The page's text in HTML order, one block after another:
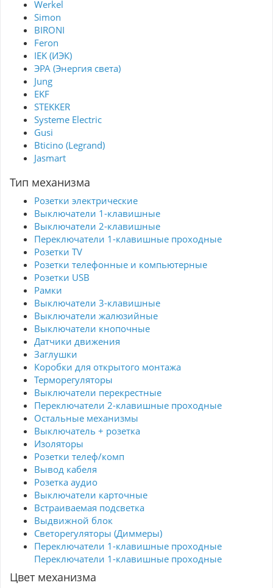
Werkel
Simon
BIRONI
Feron
IEK (ИЭК)
ЭРА (Энергия света)
Jung
EKF
STEKKER
Systeme Electric
Gusi
Bticino (Legrand)
Jasmart
Тип механизма
Розетки электрические
Выключатели 1-клавишные
Выключатели 2-клавишные
Переключатели 1-клавишные проходные
Розетки TV
Розетки телефонные и компьютерные
Розетки USB
Рамки
Выключатели 3-клавишные
Выключатели жалюзийные
Выключатели кнопочные
Датчики движения
Заглушки
Коробки для открытого монтажа
Терморегуляторы
Выключатели перекрестные
Переключатели 2-клавишные проходные
Остальные механизмы
Выключатель + розетка
Изоляторы
Розетки телеф/комп
Вывод кабеля
Розетка аудио
Выключатели карточные
Встраиваемая подсветка
Выдвижной блок
Светорегуляторы (Диммеры)
Переключатели 1-клавишные проходные
Переключатели 1-клавишные проходные
Цвет механизма